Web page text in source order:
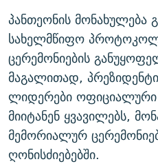
პანთეონის მონახულება
სახელმწიფო
ცერემონიების
მაგალითად, პრეზიდენტი
ლიდერები ოფიციალური
მიიტანენ ყვავილებს,
მემორიალურ
ღონისძიებებში.